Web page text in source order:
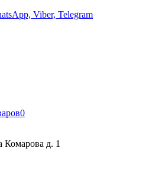
Viber, Telegram
0
Комарова д. 1